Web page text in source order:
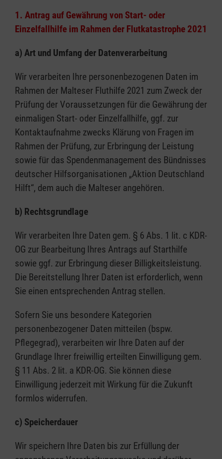
1. Antrag auf Gewährung von Start- oder
Einzelfallhilfe im Rahmen der Flutkatastrophe 2021
a) Art und Umfang der Datenverarbeitung
Wir verarbeiten Ihre personenbezogenen Daten im
Rahmen der Malteser Fluthilfe 2021 zum Zweck der
Prüfung der Voraussetzungen für die Gewährung der
einmaligen Start- oder Einzelfallhilfe, ggf. zur
Kontaktaufnahme zwecks Klärung von Fragen im
Rahmen der Prüfung, zur Erbringung der Leistung
sowie für das Spendenmanagement des Bündnisses
deutscher Hilfsorganisationen „Aktion Deutschland
Hilft“, dem auch die Malteser angehören.
b) Rechtsgrundlage
Wir verarbeiten Ihre Daten gem. § 6 Abs. 1 lit. c KDR-
OG zur Bearbeitung Ihres Antrags auf Starthilfe
sowie ggf. zur Erbringung dieser Billigkeitsleistung.
Die Bereitstellung Ihrer Daten ist erforderlich, wenn
Sie einen entsprechenden Antrag stellen.
Sofern Sie uns besondere Kategorien
personenbezogener Daten mitteilen (bspw.
Pflegegrad), verarbeiten wir Ihre Daten auf der
Grundlage Ihrer freiwillig erteilten Einwilligung gem.
§ 11 Abs. 2 lit. a KDR-OG. Sie können diese
Einwilligung jederzeit mit Wirkung für die Zukunft
formlos widerrufen.
c) Speicherdauer
Wir speichern Ihre Daten bis zur Erfüllung der